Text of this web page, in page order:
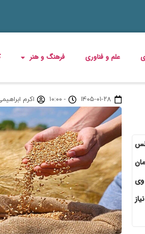
علم و فناوری فرهنگ و هنر
به مبلغ ۴۹ هزار و ۶۵۰ تومان
خبر داد. وی
۱۴۰۵-۰۱-۲۸ - ۱۰:۰۰ اکرم